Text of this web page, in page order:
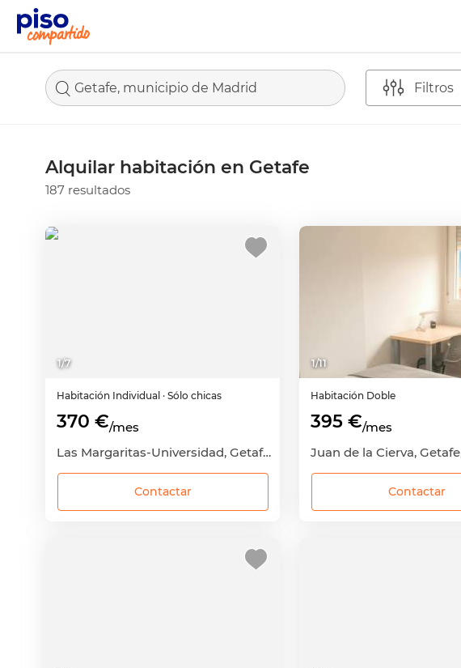
Getafe, municipio de Madrid Filtros
Alquilar habitación en Getafe
187 resultados
1/7
Habitación Individual · Sólo chicas
370 €/mes
Las Margaritas-Universidad, Getafe, Madrid
Contactar
1/11
Habitación Doble
395 €/mes
Juan de la Cierva,
Contactar